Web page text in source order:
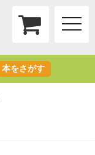
toggle
本をさがす